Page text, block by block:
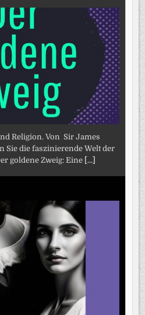
Religion. Von Sir James
Sie die faszinierende Welt der
goldene Zweig: Eine [...]